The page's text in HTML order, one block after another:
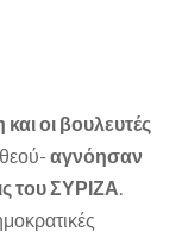
οι βουλευτές
θεού-αγνόησαν
του ΣΥΡΙΖΑ.